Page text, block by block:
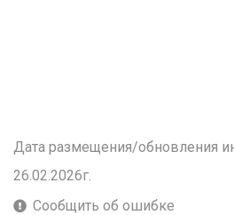
Дата размещения/обновления
26.02.2026г.
Сообщить об ошибке